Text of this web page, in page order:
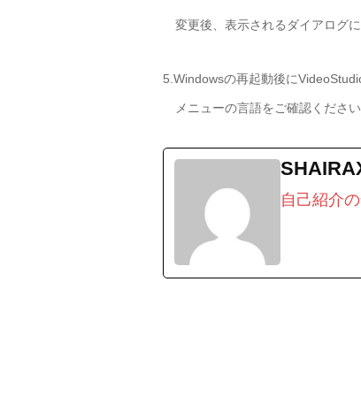
変更後、表示されるダイアログ
5.Windowsの再起動後に
メニューの言語をご確認ください
自己紹介